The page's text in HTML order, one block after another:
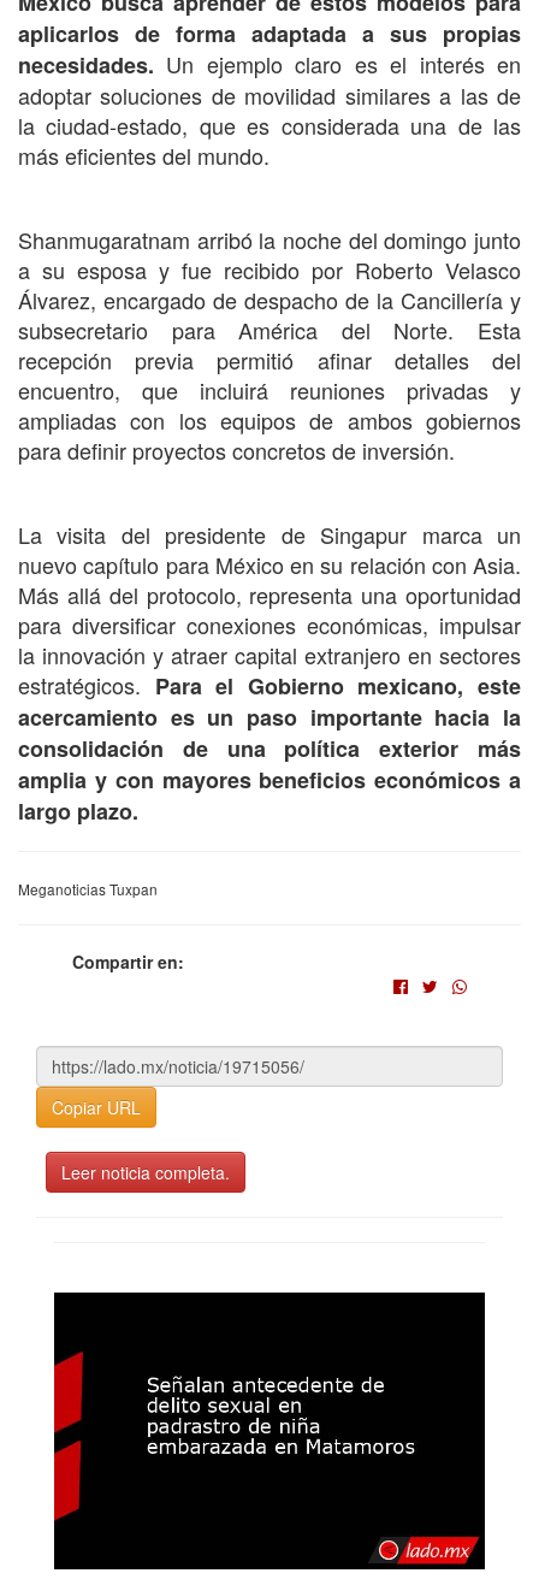
aplicarlos de forma adaptada a sus propias
necesidades. Un ejemplo claro es el interés en
adoptar soluciones de movilidad similares a las de
la ciudad-estado, que es considerada una de las
más eficientes del mundo.
Shanmugaratnam arribó la noche del domingo junto
a su esposa y fue recibido por Roberto Velasco
Álvarez, encargado de despacho de la Cancillería y
subsecretario para América del Norte. Esta
recepción previa permitió afinar detalles del
encuentro, que incluirá reuniones privadas y
ampliadas con los equipos de ambos gobiernos
para definir proyectos concretos de inversión.
La visita del presidente de Singapur marca un
nuevo capítulo para México en su relación con Asia.
Más allá del protocolo, representa una oportunidad
para diversificar conexiones económicas, impulsar
la innovación y atraer capital extranjero en sectores
estratégicos. Para el Gobierno mexicano, este
acercamiento es un paso importante hacia la
consolidación de una política exterior más
amplia y con mayores beneficios económicos a
largo plazo.
Meganoticias Tuxpan
Compartir en:
Copiar URL
Leer noticia completa.